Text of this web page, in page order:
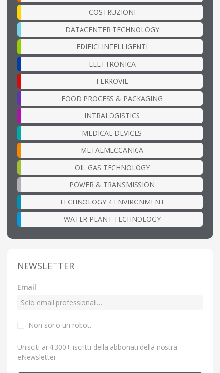
COSTRUZIONI
DATACENTER TECHNOLOGY
EDIFICI INTELLIGENTI
ELETTRONICA
FERROVIE
FOOD PROCESS & PACKAGING
INTRALOGISTICS
MEDICAL DEVICES
METALMECCANICA
OIL GAS TECHNOLOGY
POWER & TRANSMISSION
TECHNOLOGY 4 ENVIRONMENT
WATER PLANT TECHNOLOGY
NEWSLETTER
Email
Non sono un robot.
Unisciti ai 4.300+ iscritti della abbonati della nostra
eNewsletter